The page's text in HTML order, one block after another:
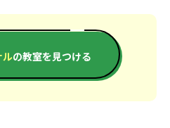
ルの教室を見つける